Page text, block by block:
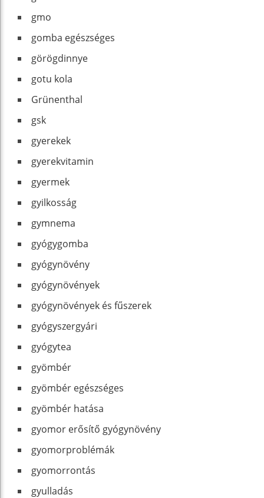
gmo
gomba egészséges
görögdinnye
gotu kola
Grünenthal
gsk
gyerekek
gyerekvitamin
gyermek
gyilkosság
gymnema
gyógygomba
gyógynövény
gyógynövények
gyógynövények és fűszerek
gyógyszergyári
gyógytea
gyömbér
gyömbér egészséges
gyömbér hatása
gyomor erősítő gyógynövény
gyomorproblémák
gyomorrontás
gyulladás